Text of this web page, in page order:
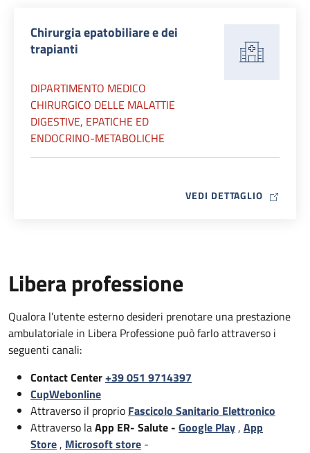
Chirurgia epatobiliare e dei
trapianti
DIPARTIMENTO MEDICO
CHIRURGICO DELLE MALATTIE
DIGESTIVE, EPATICHE ED
ENDOCRINO-METABOLICHE
VEDI DETTAGLIO MAP ICON
Libera professione
Qualora l’utente esterno desideri prenotare una prestazione
ambulatoriale in Libera Professione può farlo attraverso i
seguenti canali:
Contact Center+39 051 9714397
CupWebonline
Attraverso il proprio Fascicolo Sanitario Elettronico
Attraverso laApp ER- Salute - Google Play, App
Store, Microsoft store -